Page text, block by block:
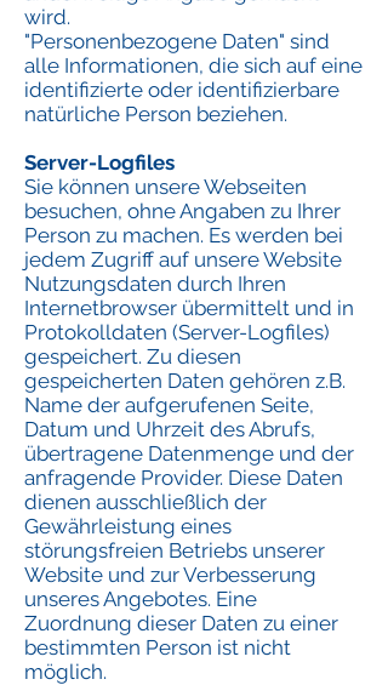
wird.
"Personenbezogene Daten" sind
alle Informationen, die sich auf eine
identifizierte oder identifizierbare
natürliche Person beziehen.
Server-Logfiles
Sie können unsere Webseiten
besuchen, ohne Angaben zu Ihrer
Person zu machen. Es werden bei
jedem Zugriff auf unsere Website
Nutzungsdaten durch Ihren
Internetbrowser übermittelt und in
Protokolldaten (Server-Logfiles)
gespeichert. Zu diesen
gespeicherten Daten gehören z.B.
Name der aufgerufenen Seite,
Datum und Uhrzeit des Abrufs,
übertragene Datenmenge und der
anfragende Provider. Diese Daten
dienen ausschließlich der
Gewährleistung eines
störungsfreien Betriebs unserer
Website und zur Verbesserung
unseres Angebotes. Eine
Zuordnung dieser Daten zu einer
bestimmten Person ist nicht
möglich.